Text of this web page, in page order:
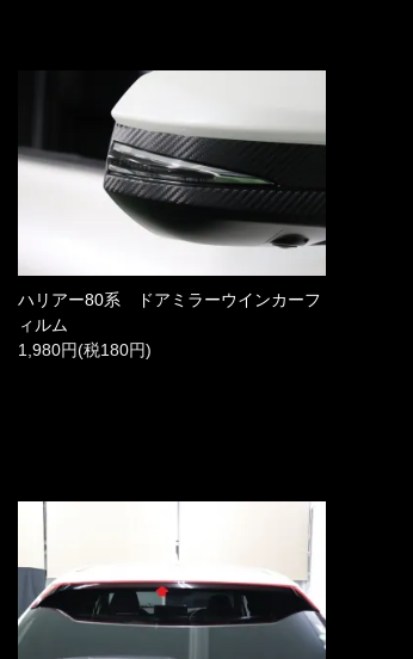
ハリアー80系 ドアミラーウインカーフ
ィルム
1,980円(税180円)